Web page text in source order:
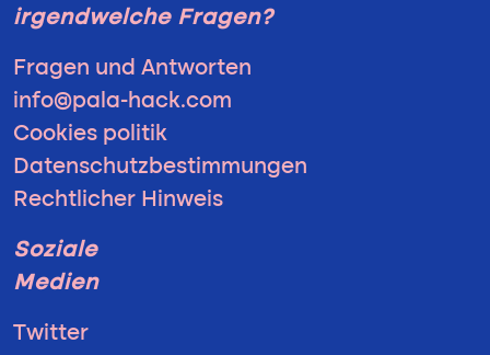
irgendwelche Fragen?
Fragen und Antworten
info@pala-hack.com
Cookies politik
Datenschutzbestimmungen
Rechtlicher Hinweis
Soziale
Medien
Twitter